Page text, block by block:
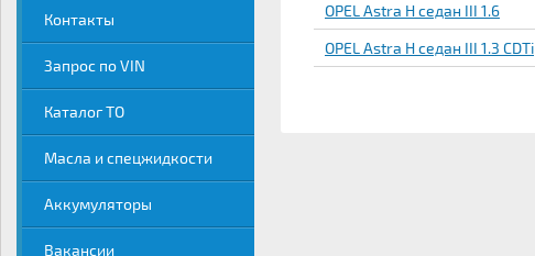
OPEL Astra H седан III 1.6
OPEL Astra H седан III 1.3 CDTi
Контакты
Запрос по VIN
Каталог ТО
Масла и спецжидкости
Аккумуляторы
Вакансии